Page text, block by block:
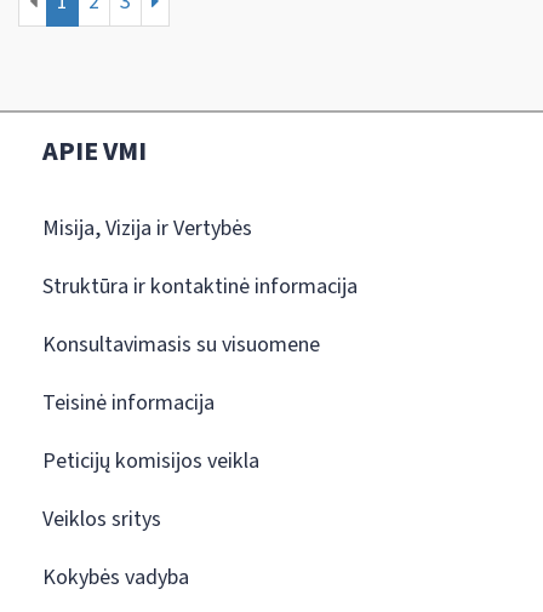
APIE VMI
Misija, Vizija ir Vertybės
Struktūra ir kontaktinė informacija
Konsultavimasis su visuomene
Teisinė informacija
Peticijų komisijos veikla
Veiklos sritys
Kokybės vadyba